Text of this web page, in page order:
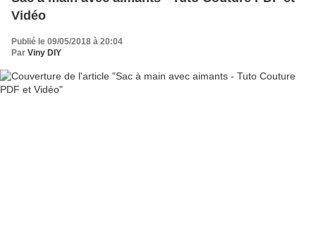
Vidéo
Publié le 09/05/2018 à 20:04
Par Viny DIY